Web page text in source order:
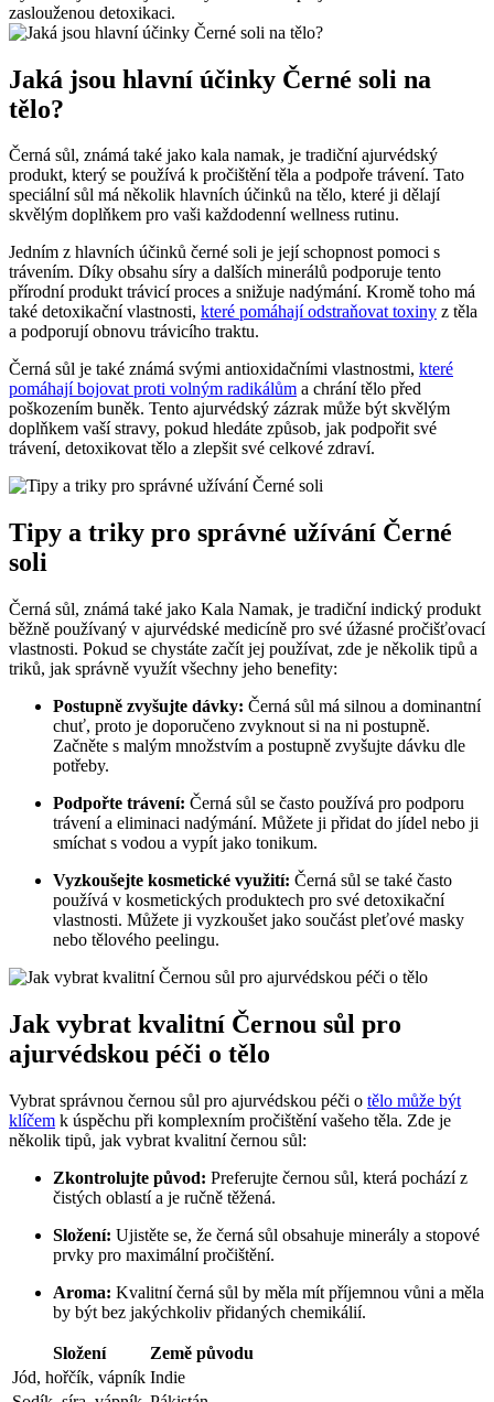
zaslouženou detoxikaci.
Jaká jsou hlavní účinky Černé soli na
tělo?
Černá sůl, známá také jako kala namak, je tradiční ajurvédský
produkt, který se používá k pročištění těla a podpoře trávení. Tato
speciální sůl má několik hlavních účinků na tělo, které ji dělají
skvělým doplňkem pro vaši každodenní wellness rutinu.
Jedním z hlavních účinků černé soli je její schopnost pomoci s
trávením. Díky obsahu síry a dalších minerálů podporuje tento
přírodní produkt trávicí proces a snižuje nadýmání. Kromě toho má
také detoxikační vlastnosti, které pomáhají odstraňovat toxiny z těla
a podporují obnovu trávicího traktu.
Černá sůl je také známá svými antioxidačními vlastnostmi, které
pomáhají bojovat proti volným radikálům a chrání tělo před
poškozením buněk. Tento ajurvédský zázrak může být skvělým
doplňkem vaší stravy, pokud hledáte způsob, jak podpořit své
trávení, detoxikovat tělo a zlepšit své celkové zdraví.
Tipy a triky pro správné užívání Černé
soli
Černá sůl, známá také jako Kala Namak, je tradiční indický produkt
běžně používaný v ajurvédské medicíně pro své úžasné pročišťovací
vlastnosti. Pokud se chystáte začít jej používat, zde je několik tipů a
triků, jak správně využít všechny jeho benefity:
Postupně zvyšujte dávky: Černá sůl má silnou a dominantní
chuť, proto je doporučeno zvyknout si na ni postupně.
Začněte s malým množstvím a postupně zvyšujte dávku dle
potřeby.
Podpořte trávení: Černá sůl se často používá pro podporu
trávení a eliminaci nadýmání. Můžete ji přidat do jídel nebo ji
smíchat s vodou a vypít jako tonikum.
Vyzkoušejte kosmetické využití: Černá sůl se také často
používá v kosmetických produktech pro své detoxikační
vlastnosti. Můžete ji vyzkoušet jako součást pleťové masky
nebo tělového peelingu.
Jak vybrat kvalitní Černou sůl pro
ajurvédskou péči o tělo
Vybrat správnou černou sůl pro ajurvédskou péči o tělo může být
klíčem k úspěchu při komplexním pročištění vašeho těla. Zde je
několik tipů, jak vybrat kvalitní černou sůl:
Zkontrolujte původ: Preferujte černou sůl, která pochází z
čistých oblastí a je ručně těžená.
Složení: Ujistěte se, že černá sůl obsahuje minerály a stopové
prvky pro maximální pročištění.
Aroma: Kvalitní černá sůl by měla mít příjemnou vůni a měla
by být bez jakýchkoliv přidaných chemikálií.
Složení
Země původu
Jód, hořčík, vápník Indie